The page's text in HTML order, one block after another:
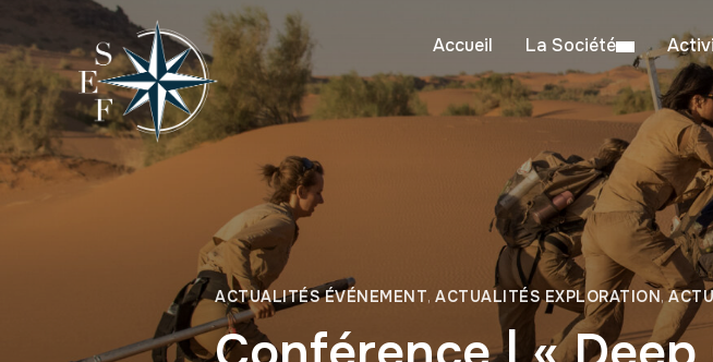
Accueil La Société
ACTUALITÉS ÉVÉNEMENT, ACTUALITÉS EXPLORATION,